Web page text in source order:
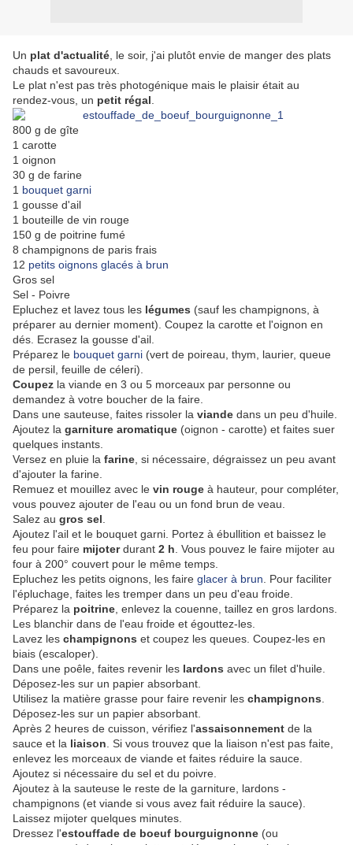
Un plat d'actualité , le soir, j'ai plutôt envie de manger des plats
chauds et savoureux.
Le plat n'est pas très photogénique mais le plaisir était au
rendez-vous, un petit régal
800 g de gîte
1 carotte
1 oignon
30 g de farine
1 bouquet garni
1 gousse d'ail
1 bouteille de vin rouge
150 g de poitrine fumé
8 champignons de paris frais
12 petits oignons glacés à brun
Gros sel
Sel - Poivre
Epluchez et lavez tous les légumes (sauf les champignons, à
préparer au dernier moment). Coupez la carotte et l'oignon en
dés. Ecrasez la gousse d'ail.
Préparez le bouquet garni (vert de poireau, thym, laurier, queue
de persil, feuille de céleri).
Coupez la viande en 3 ou 5 morceaux par personne ou
demandez à votre boucher de la faire.
Dans une sauteuse, faites rissoler la viande dans un peu d'huile.
Ajoutez la garniture aromatique (oignon - carotte) et faites suer
quelques instants.
Versez en pluie la farine , si nécessaire, dégraissez un peu avant
d'ajouter la farine.
Remuez et mouillez avec le vin rouge à hauteur, pour compléter,
vous pouvez ajouter de l'eau ou un fond brun de veau.
Salez au gros sel
Ajoutez l'ail et le bouquet garni. Portez à ébullition et baissez le
feu pour faire mijoterdurant 2 h . Vous pouvez le faire mijoter au
four à 200° couvert pour le même temps.
Epluchez les petits oignons, les faire glacer à brun . Pour faciliter
l'épluchage, faites les tremper dans un peu d'eau froide.
Préparez la poitrine , enlevez la couenne, taillez en gros lardons.
Les blanchir dans de l'eau froide et égouttez-les.
Lavez les champignons et coupez les queues. Coupez-les en
biais (escaloper).
Dans une poêle, faites revenir les lardons avec un filet d'huile.
Déposez-les sur un papier absorbant.
Utilisez la matière grasse pour faire revenir les champignons
Déposez-les sur un papier absorbant.
Après 2 heures de cuisson, vérifiez l'assaisonnement de la
sauce et la liaison . Si vous trouvez que la liaison n'est pas faite,
enlevez les morceaux de viande et faites réduire la sauce.
Ajoutez si nécessaire du sel et du poivre.
Ajoutez à la sauteuse le reste de la garniture, lardons -
champignons (et viande si vous avez fait réduire la sauce).
Laissez mijoter quelques minutes.
Dressez l'estouffade de boeuf bourguignonne (ou